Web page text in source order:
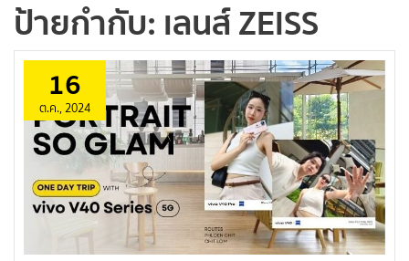
ป้ายกำกับ: เลนส์ ZEISS
16
ต.ค., 2024